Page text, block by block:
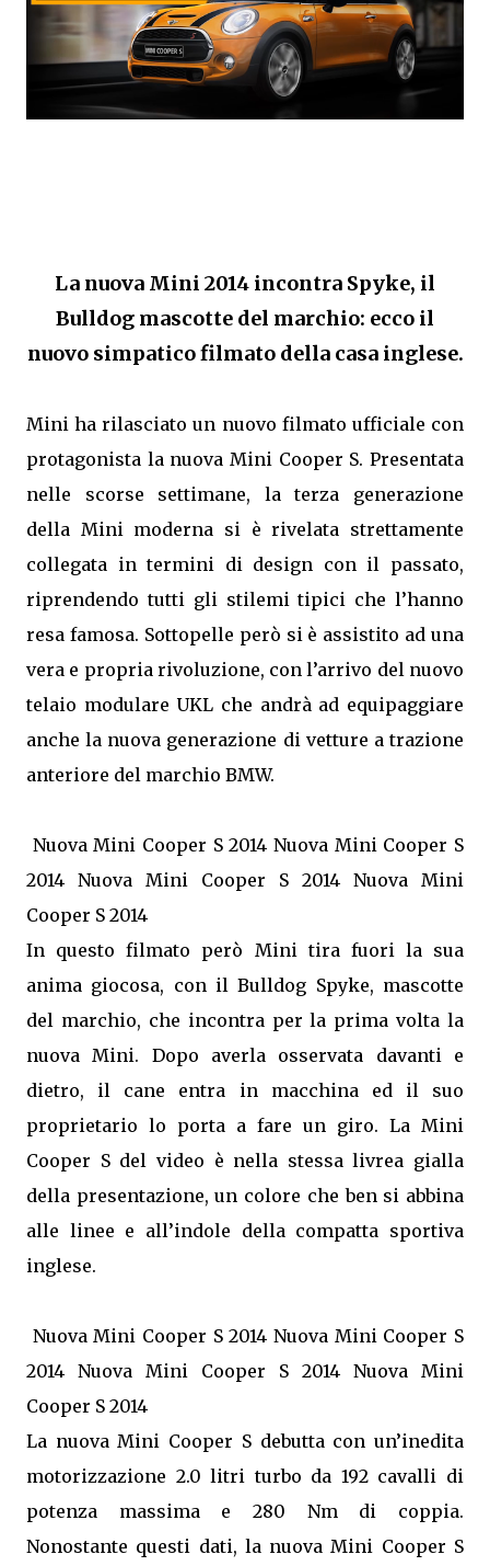
La nuova Mini 2014 incontra Spyke, il
Bulldog mascotte del marchio: ecco il
nuovo simpatico filmato della casa inglese.
Mini ha rilasciato un nuovo filmato ufficiale con
protagonista la nuova Mini Cooper S. Presentata
nelle scorse settimane, la terza generazione
della Mini moderna si è rivelata strettamente
collegata in termini di design con il passato,
riprendendo tutti gli stilemi tipici che l’hanno
resa famosa. Sottopelle però si è assistito ad una
vera e propria rivoluzione, con l’arrivo del nuovo
telaio modulare UKL che andrà ad equipaggiare
anche la nuova generazione di vetture a trazione
anteriore del marchio BMW.
Nuova Mini Cooper S 2014 Nuova Mini Cooper S
2014 Nuova Mini Cooper S 2014 Nuova Mini
Cooper S 2014
In questo filmato però Mini tira fuori la sua
anima giocosa, con il Bulldog Spyke, mascotte
del marchio, che incontra per la prima volta la
nuova Mini. Dopo averla osservata davanti e
dietro, il cane entra in macchina ed il suo
proprietario lo porta a fare un giro. La Mini
Cooper S del video è nella stessa livrea gialla
della presentazione, un colore che ben si abbina
alle linee e all’indole della compatta sportiva
inglese.
Nuova Mini Cooper S 2014 Nuova Mini Cooper S
2014 Nuova Mini Cooper S 2014 Nuova Mini
Cooper S 2014
La nuova Mini Cooper S debutta con un’inedita
motorizzazione 2.0 litri turbo da 192 cavalli di
potenza massima e 280 Nm di coppia.
Nonostante questi dati, la nuova Mini Cooper S